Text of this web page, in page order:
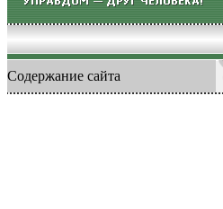
Содержание сайта